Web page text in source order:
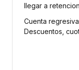
llegar a
Cuenta
Descuentos,